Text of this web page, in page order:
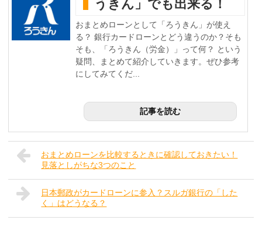
うきん」でも出来る！
おまとめローンとして「ろうきん」が使え
る？ 銀行カードローンとどう違うのか？そも
そも、「ろうきん（労金）」って何？ という
疑問、まとめて紹介していきます。ぜひ参考
にしてみてくだ...
記事を読む
おまとめローンを比較するときに確認しておきたい！
見落としがちな3つのこと
日本郵政がカードローンに参入？スルガ銀行の「した
く」はどうなる？